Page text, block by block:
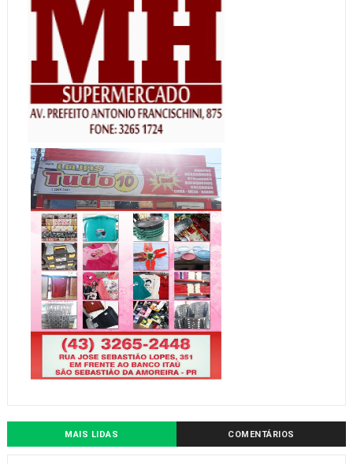
MAIS LIDAS COMENTÁRIOS